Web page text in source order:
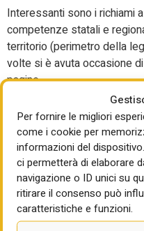
Per fornire le migliori
come i cookie per
informazioni del
ci permetterà di elaborare
navigazione o ID unici su
ritirare il consenso può
caratteristiche e funzioni.
Interessanti sono i richiami
competenze statali e
territorio (perimetro della
volte si è avuta occasione
pagine.
La disciplina dell’attività
sia dal punto di vista del
delle definizioni, con una
della sostenibilità e
delle risorse naturali
Da rilevare l’invito a
certificazione e